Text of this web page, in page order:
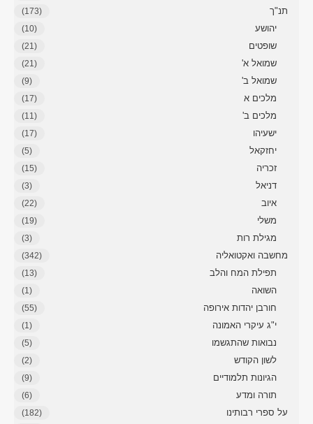
תנ"ך (173)
יהושע (10)
שופטים (21)
שמואל א' (21)
שמואל ב' (9)
מלכים א (17)
מלכים ב' (11)
ישעיהו (17)
יחזקאל (5)
זכריה (15)
דניאל (3)
איוב (22)
משלי (19)
מגילת רות (3)
מחשבה ואקטואליה (342)
תפילת המח והלב (13)
השואה (1)
חורבן יהדות אירופה (55)
י"ג עיקרי האמונה (1)
נבואות שהתגשמו (5)
לשון הקודש (2)
הגיונות תלמודיים (9)
תורה ומדע (6)
על ספרי רבותינו (182)